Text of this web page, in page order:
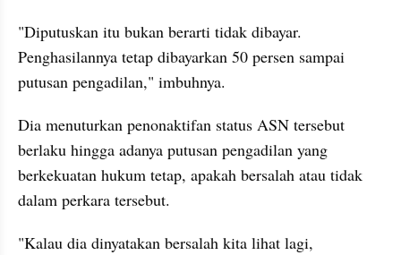
"Diputuskan itu bukan berarti tidak dibayar.
Penghasilannya tetap dibayarkan 50 persen sampai
putusan pengadilan," imbuhnya.
Dia menuturkan penonaktifan status ASN tersebut
berlaku hingga adanya putusan pengadilan yang
berkekuatan hukum tetap, apakah bersalah atau tidak
dalam perkara tersebut.
"Kalau dia dinyatakan bersalah kita lihat lagi,